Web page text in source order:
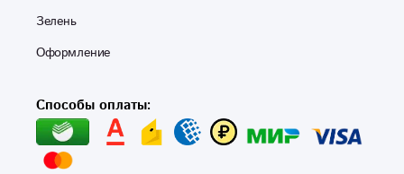
Зелень
Оформление
Способы оплаты: